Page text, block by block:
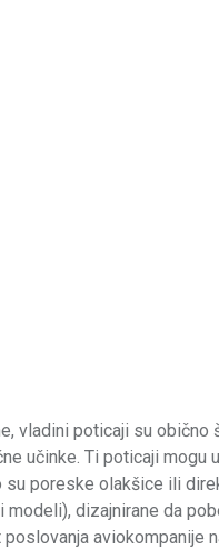
vladini poticaji su obično
učinke. Ti poticaji mogu
su poreske olakšice ili
dizajnirane da
aviokompanije